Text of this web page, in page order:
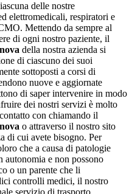
delle nostre
elettromedicali, respiratori e
Mettendo da sempre al
di ogni nostro paziente, il
della nostra azienda si
di ciascuno dei suoi
sottoposti a corsi di
nuove e aggiornate
di saper intervenire in modo
dei nostri servizi è molto
con chiamando il
o attraverso il nostro sito
di cui avete bisogno. Per
che a causa di patologie
e non possono
o un parente che li
controlli medici, il nostro